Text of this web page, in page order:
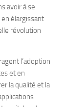
avoir à se
élargissant
révolution
l’adoption
et en
la qualité et la